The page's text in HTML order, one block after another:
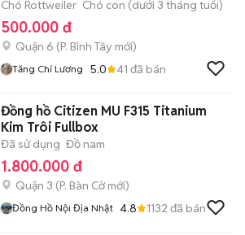
Chó Rottweiler Chó con (dưới 3 tháng tuổi)
500.000 đ
Quận 6 (P. Bình Tây mới)
Tăng Chí Lương 5.0 41 đã bán
Đồng hồ Citizen MU F315 Titanium
Kim Trôi Fullbox
Đã sử dụng Đồ nam
1.800.000 đ
Quận 3 (P. Bàn Cờmới)
Đồng Hồ Nội Địa Nhật 4.8 1132 đã bán